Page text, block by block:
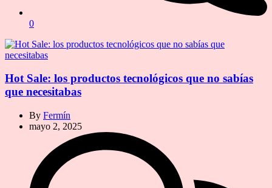
0
Hot Sale: los productos tecnológicos que no sabías
que necesitabas
By Fermín
mayo 2, 2025